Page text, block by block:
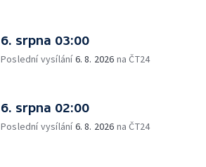
6. srpna 03:00
Poslední vysílání6. 8. 2026 na ČT24
6. srpna 02:00
Poslední vysílání6. 8. 2026 na ČT24